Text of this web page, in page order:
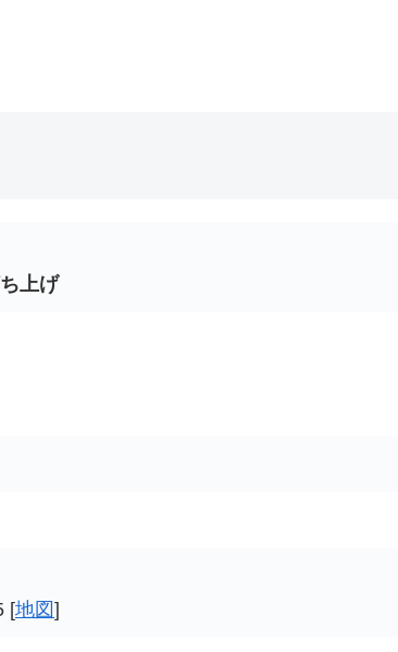
上げ
[地図]